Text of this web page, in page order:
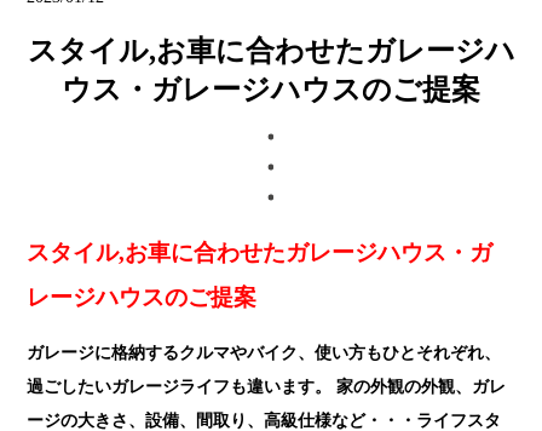
スタイル,お車に合わせたガレージハ
ウス・ガレージハウスのご提案
スタイル,お車に合わせたガレージハウス・ガ
レージハウスのご提案
ガレージに格納するクルマやバイク、使い方もひとそれぞれ、
過ごしたいガレージライフも違います。 家の外観の外観、ガレ
ージの大きさ、設備、間取り、高級仕様など・・・ライフスタ